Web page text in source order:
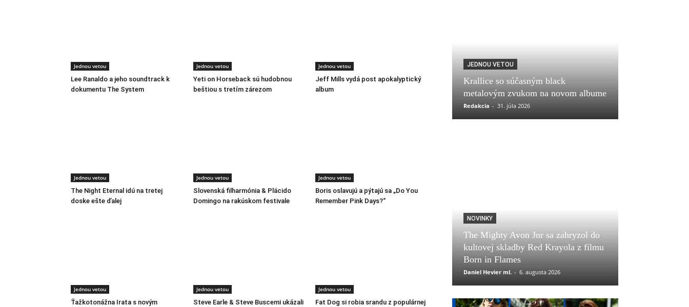
Jednou vetou
Lee Ranaldo a jeho soundtrack k
dokumentu The System
Jednou vetou
Yeti on Horseback sú hudobnou
beštiou s tretím zárezom
Jednou vetou
Jeff Mills vydá post apokalyptický
album
Jednou vetou
The Night Eternal idú na tretej
doske ešte ďalej
Jednou vetou
Slovenská filharmónia & Plácido
Domingo na rakúskom festivale
Jednou vetou
Boris oslavujú a pýtajú sa „Do You
Remember Pink Days?“
Jednou vetou
Ťažkotonážna Irata s novým
Jednou vetou
Steve Earle & Steve Buscemi ukázali
Jednou vetou
Fat Dog si robia srandu z populárnej
JEDNOU VETOU
Krallice so súčasným black
metalovým zvukom na novom albume
Redakcia - 31. júla 2026
NOVINKY
The Mighty Avon Jnr sa zahryzol do
kultovej skladby Red Krayola z filmu
Born in Flames
Daniel Hevier ml. - 6. augusta 2026